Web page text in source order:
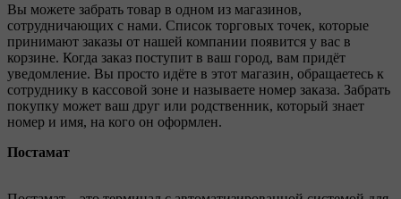
Вы можете забрать товар в одном из магазинов,
сотрудничающих с нами. Список торговых точек, которые
принимают заказы от нашей компании появится у вас в
корзине. Когда заказ поступит в ваш город, вам придёт
уведомление. Вы просто идёте в этот магазин, обращаетесь к
сотруднику в кассовой зоне и называете номер заказа. Забрать
покупку может ваш друг или родственник, который знает
номер и имя, на кого он оформлен.
Постамат